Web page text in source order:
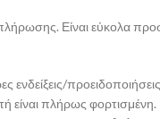
Είναι εύκολα
ενδείξεις/
είναι πλήρως φορτισμένη.